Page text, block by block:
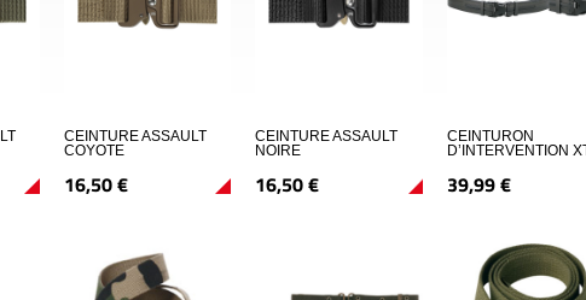
CEINTURE ASSAULT
COYOTE
16,50€
CEINTURE ASSAULT
NOIRE
16,50€
CEINTURON
D’INTERVENTION
39,99€